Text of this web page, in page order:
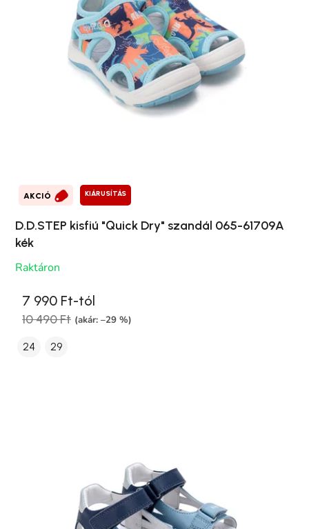
AKCIÓ KIÁRUSÍTÁS
D.D.STEP kisfiú "Quick Dry" szandál 065-61709A
kék
Raktáron
7 990 Ft-tól
10 490 Ft (akár: –29 %)
24 29